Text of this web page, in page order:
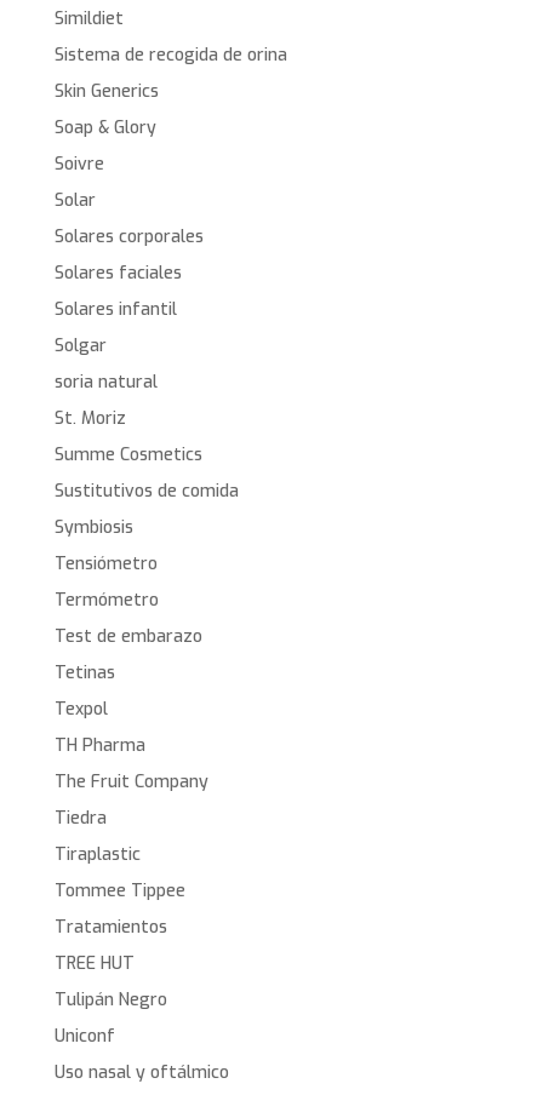
Simildiet
Sistema de recogida de orina
Skin Generics
Soap & Glory
Soivre
Solar
Solares corporales
Solares faciales
Solares infantil
Solgar
soria natural
St. Moriz
Summe Cosmetics
Sustitutivos de comida
Symbiosis
Tensiómetro
Termómetro
Test de embarazo
Tetinas
Texpol
TH Pharma
The Fruit Company
Tiedra
Tiraplastic
Tommee Tippee
Tratamientos
TREE HUT
Tulipán Negro
Uniconf
Uso nasal y oftálmico